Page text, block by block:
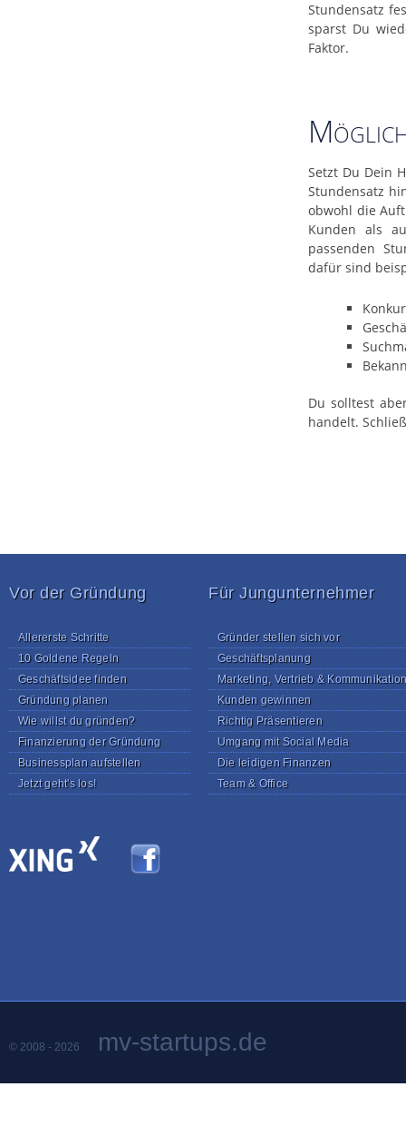
Stundensatz
sparst Du
Faktor.
Setzt Du Dein
Stundensatz
obwohl die
Kunden als
passenden
dafür sind
Du solltest
handelt.
Vor der Gründung
Allererste Schritte
10 Goldene Regeln
Geschäftsidee finden
Gründung planen
Wie willst du gründen?
Finanzierung der Gründung
Businessplan aufstellen
Jetzt geht's los!
Für Jungunternehmer
Gründer stellen sich vor
Geschäftsplanung
Marketing, Vertrieb &
Kunden gewinnen
Richtig Präsentieren
Umgang mit Social Media
Die leidigen Finanzen
Team & Office
© 2008 - 2026 mv-startups.de